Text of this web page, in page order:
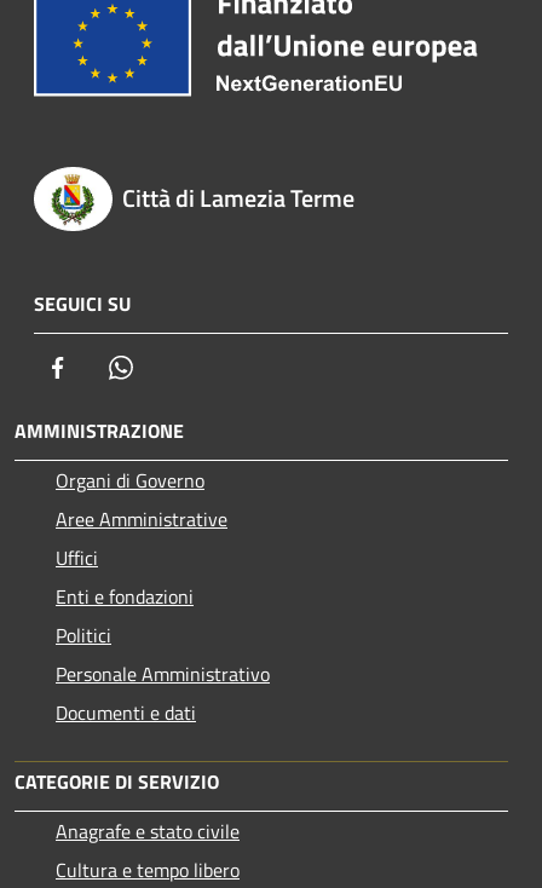
Città di Lamezia Terme
SEGUICI SU
Facebook
AMMINISTRAZIONE
Organi di Governo
Aree Amministrative
Uffici
Enti e fondazioni
Politici
Personale Amministrativo
Documenti e dati
CATEGORIE DI SERVIZIO
Anagrafe e stato civile
Cultura e tempo libero